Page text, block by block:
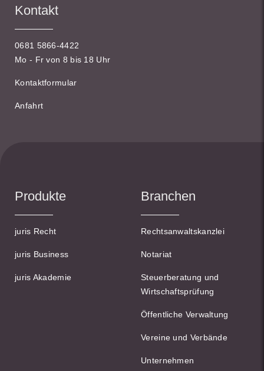
Kontakt
0681 5866-4422
Mo - Fr von 8 bis 18 Uhr
Kontaktformular
Anfahrt
Produkte
juris Recht
juris Business
juris Akademie
Branchen
Rechtsanwaltskanzlei
Notariat
Steuerberatung und
Wirtschaftsprüfung
Öffentliche Verwaltung
Vereine und Verbände
Unternehmen